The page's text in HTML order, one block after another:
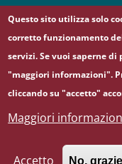
CIAO
Sapienza Store
© Sapienza
02133771002
Questo sito utilizza solo
corretto funzionamento
servizi. Se vuoi saperne di
"maggiori informazioni".
cliccando su "accetto"
Maggiori
Accetto No, grazie